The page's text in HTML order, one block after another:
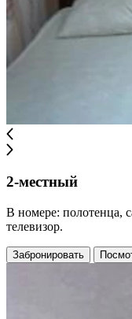
2-местный
В номере: полотенца,
телевизор.
Забронировать